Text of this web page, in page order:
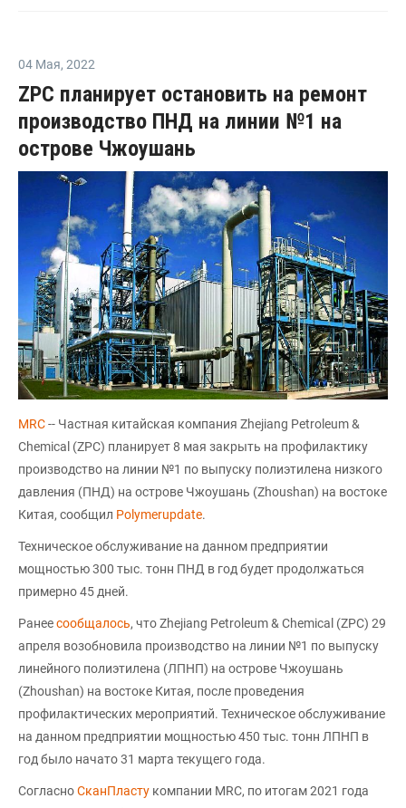
04 Мая, 2022
ZPC планирует остановить на ремонт
производство ПНД на линии №1 на
острове Чжоушань
MRC-- Частная китайская компания Zhejiang Petroleum &
Chemical (ZPC) планирует 8 мая закрыть на профилактику
производство на линии №1 по выпуску полиэтилена низкого
давления (ПНД) на острове Чжоушань (Zhoushan) на востоке
Китая, сообщил Polymerupdate.
Техническое обслуживание на данном предприятии
мощностью 300 тыс. тонн ПНД в год будет продолжаться
примерно 45 дней.
Ранеесообщалось, что Zhejiang Petroleum & Chemical (ZPC) 29
апреля возобновила производство на линии №1 по выпуску
линейного полиэтилена (ЛПНП) на острове Чжоушань
(Zhoushan) на востоке Китая, после проведения
профилактических мероприятий. Техническое обслуживание
на данном предприятии мощностью 450 тыс. тонн ЛПНП в
год было начато 31 марта текущего года.
СогласноСканПласту компании MRC, по итогам 2021 года